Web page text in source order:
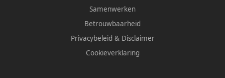
Samenwerken
Betrouwbaarheid
Privacybeleid & Disclaimer
Cookieverklaring